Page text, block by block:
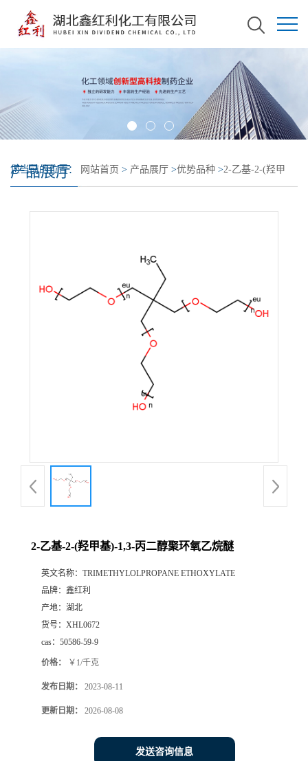
产品展厅
您当前的位置： 网站首页 > 产品展厅 >优势品种 >2-乙基-2-(羟甲
2-乙基-2-(羟甲基)-1,3-丙二醇聚环氧乙烷醚
英文名称： TRIMETHYLOLPROPANE ETHOXYLATE
品牌： 鑫红利
产地： 湖北
货号： XHL0672
cas： 50586-59-9
价格： ￥1/千克
发布日期： 2023-08-11
更新日期： 2026-08-08
发送咨询信息